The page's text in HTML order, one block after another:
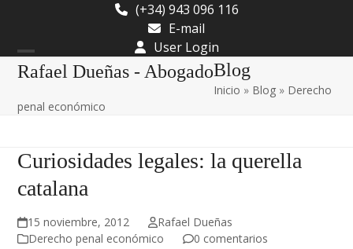
content
(+34) 943 096 116
E-mail
User Login
Rafael Dueñas - Abogado
Open
menu
Close
menu
Blog
Inicio » Blog » Derecho
penal económico
Curiosidades legales: la querella
catalana
15 noviembre, 2012
Rafael Dueñas
Derecho penal económico
0 comentarios